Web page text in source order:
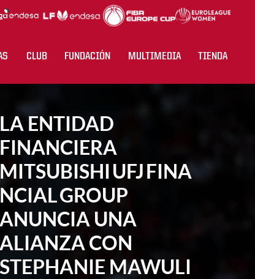
CLUB FUNDACIÓN MULTIMEDIA TIENDA
LA ENTIDAD
FINANCIERA
UFJ FINA
NCIAL GROUP
ANUNCIA UNA
ALIANZA CON
STEPHANIE MAWULI